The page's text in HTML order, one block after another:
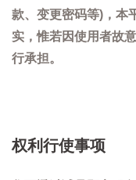
款、变更密码等)，本
实，惟若因使用者故
行承担。
权利行使事项